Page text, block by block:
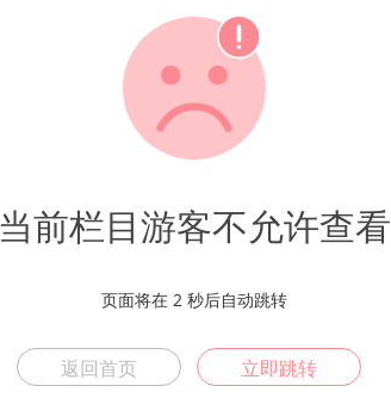
当前栏目游客不允许查看
页面将在 2 秒后自动跳转
返回首页 立即跳转